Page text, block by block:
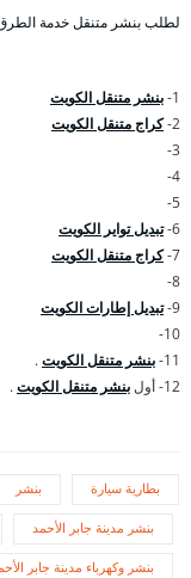
لطلب بنشر متنقل خدمة
1- بنشر متنقل الكويت
2- كراج متنقل الكويت
3-
4-
5-
6- تبديل تواير الكويت
7- كراج متنقل الكويت
8-
9- تبديل إطارات الكويت
10-
11- بنشر متنقل الكويت.
12- أول
بنشر متنقل الكويت.
بطارية سيارة بنشر
بنشر مدينة جابر الأحمد
بنشر وكهرباء مدينة جابر